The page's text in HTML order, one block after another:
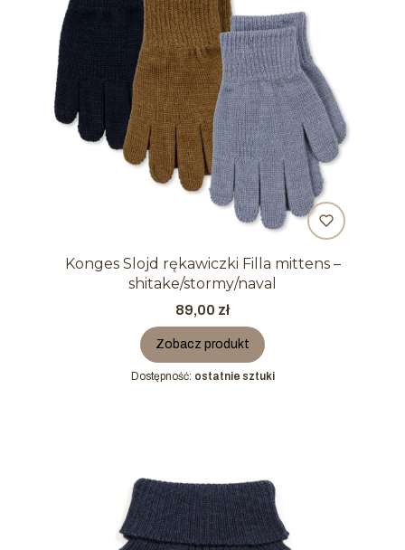
Konges Slojd rękawiczki Filla mittens –
shitake/stormy/naval
Cena
89,00 zł
Zobacz produkt
Dostępność: ostatnie sztuki